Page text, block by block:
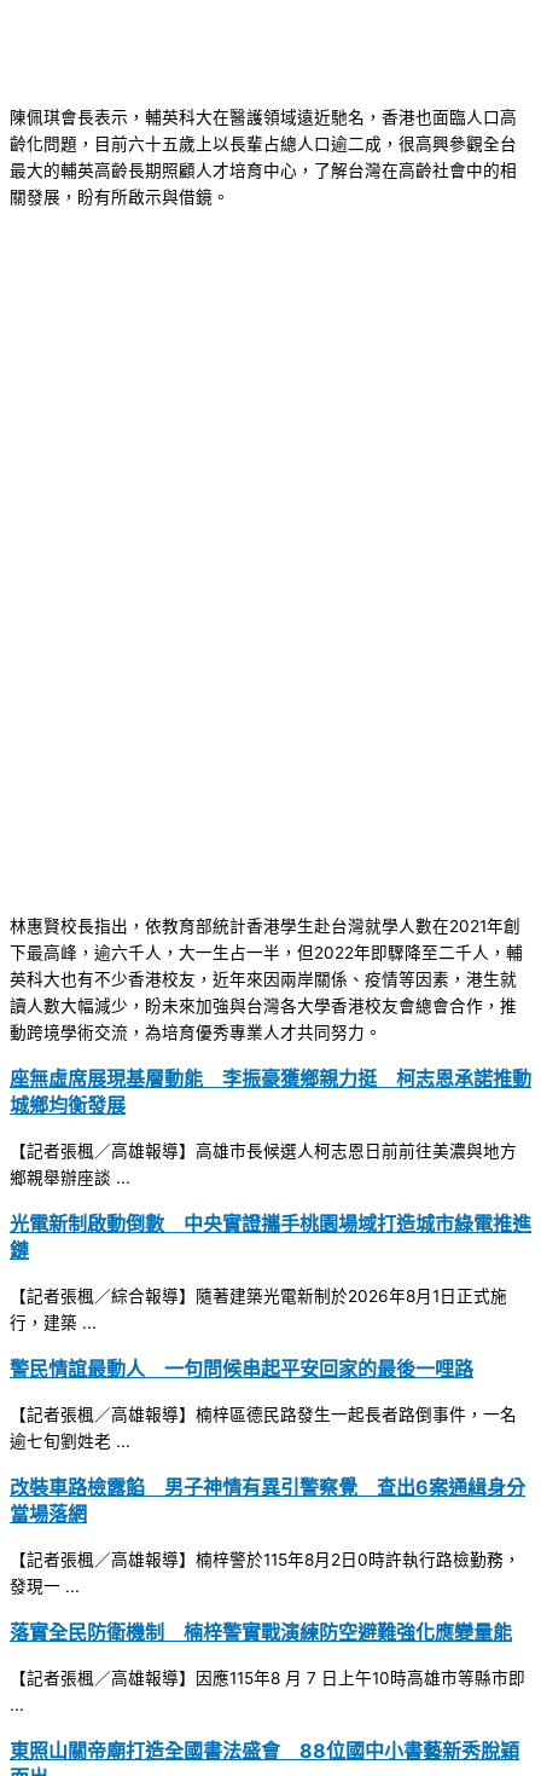
陳佩琪會長表示，輔英科大在醫護領域遠近馳名，香港也面臨人口高
齡化問題，目前六十五歲上以長輩占總人口逾二成，很高興參觀全台
最大的輔英高齡長期照顧人才培育中心，了解台灣在高齡社會中的相
關發展，盼有所啟示與借鏡。
林惠賢校長指出，依教育部統計香港學生赴台灣就學人數在2021年創
下最高峰，逾六千人，大一生占一半，但2022年即驟降至二千人，輔
英科大也有不少香港校友，近年來因兩岸關係、疫情等因素，港生就
讀人數大幅減少，盼未來加強與台灣各大學香港校友會總會合作，推
動跨境學術交流，為培育優秀專業人才共同努力。
座無虛席展現基層動能 李振豪獲鄉親力挺 柯志恩承諾推動
城鄉均衡發展
【記者張楓／高雄報導】高雄市長候選人柯志恩日前前往美濃與地方
鄉親舉辦座談 ...
光電新制啟動倒數 中央實證攜手桃園場域打造城市綠電推進
鏈
【記者張楓／綜合報導】隨著建築光電新制於2026年8月1日正式施
行，建築 ...
警民情誼最動人 一句問候串起平安回家的最後一哩路
【記者張楓／高雄報導】楠梓區德民路發生一起長者路倒事件，一名
逾七旬劉姓老 ...
改裝車路檢露餡 男子神情有異引警察覺 查出6案通緝身分
當場落網
【記者張楓／高雄報導】楠梓警於115年8月2日0時許執行路檢勤務，
發現一 ...
落實全民防衛機制 楠梓警實戰演練防空避難強化應變量能
【記者張楓／高雄報導】因應115年8 月 7 日上午10時高雄市等縣市即
...
東照山關帝廟打造全國書法盛會 88位國中小書藝新秀脫穎